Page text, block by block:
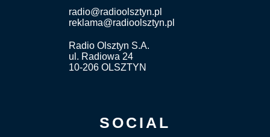
radio@radioolsztyn.pl
reklama@radioolsztyn.pl
Radio Olsztyn S.A.
ul. Radiowa 24
10-206 OLSZTYN
SOCIAL